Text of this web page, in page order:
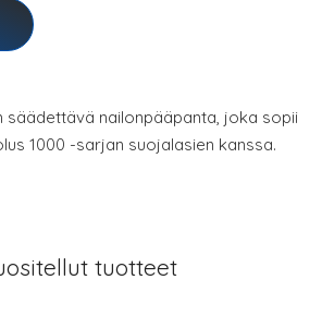
säädettävä nailonpääpanta, joka sopii
1000 -sarjan suojalasien kanssa.
tuotteet